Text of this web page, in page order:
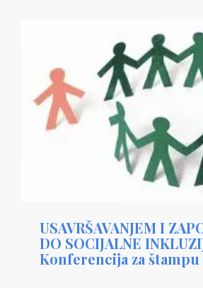
USAVRŠAVANJEM I
DO SOCIJALNE
Konferencija za štampu